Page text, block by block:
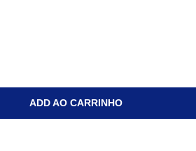
ADD AO CARRINHO